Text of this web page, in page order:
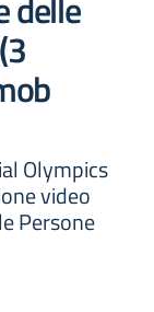
Olympics
video
Persone